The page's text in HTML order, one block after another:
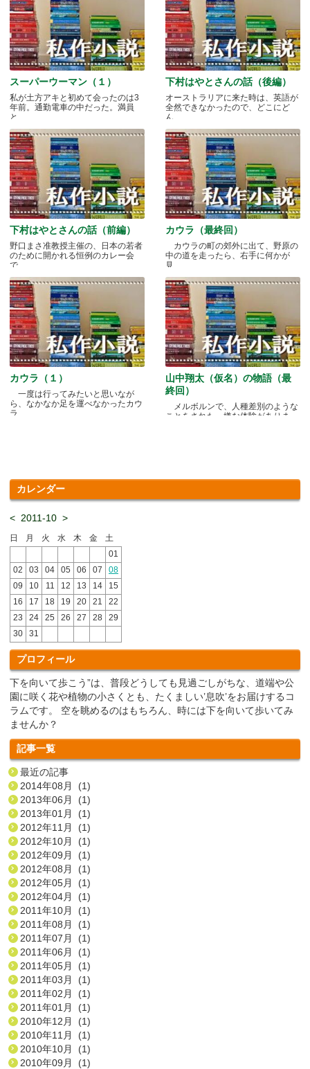
スーパーウーマン（１）
私が土方アキと初めて会ったのは3
年前。通勤電車の中だった。満員
と.....
下村はやとさんの話（後編）
オーストラリアに来た時は、英語が
全然できなかったので、どこにど
ん.....
下村はやとさんの話（前編）
野口まさ准教授主催の、日本の若者
のために開かれる恒例のカレー会
で.....
カウラ（最終回）
カウラの町の郊外に出て、野原の
中の道を走ったら、右手に何かが
見.....
カウラ（１）
一度は行ってみたいと思いなが
ら、なかなか足を運べなかったカウ
ラ.....
山中翔太（仮名）の物語（最
終回）
メルボルンで、人種差別のような
ことをされた、嫌な体験がありま
カレンダー
< 2011-10 >
日 月 火 水 木 金
土
01
02
03 04 05 06 07
08
09
10 11 12 13 14
15
16
17 18 19 20 21
22
23
24 25 26 27 28
29
30
31
プロフィール
下を向いて歩こう”は、普段どうしても見過ごしがちな、道端や公
園に咲く花や植物の小さくとも、たくましい’息吹’をお届けするコ
ラムです。 空を眺めるのはもちろん、時には下を向いて歩いてみ
ませんか？
記事一覧
最近の記事
2014年08月 (1)
2013年06月 (1)
2013年01月 (1)
2012年11月 (1)
2012年10月 (1)
2012年09月 (1)
2012年08月 (1)
2012年05月 (1)
2012年04月 (1)
2011年10月 (1)
2011年08月 (1)
2011年07月 (1)
2011年06月 (1)
2011年05月 (1)
2011年03月 (1)
2011年02月 (1)
2011年01月 (1)
2010年12月 (1)
2010年11月 (1)
2010年10月 (1)
2010年09月 (1)